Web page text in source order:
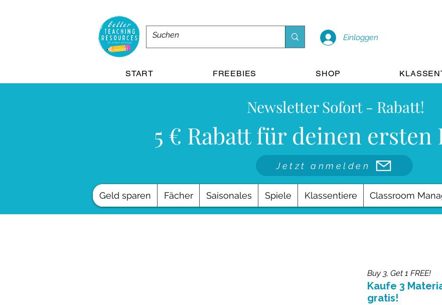
Einloggen
START FREEBIES SHOP
Newsletter Sofort - Rabatt!
5 € Rabatt für deinen ersten
Jetzt anmelden
Geld sparen Fächer Saisonales Spiele Klassentiere Classroom
Kaufe 3
gratis!
Buy 3, Get 1 FREE!